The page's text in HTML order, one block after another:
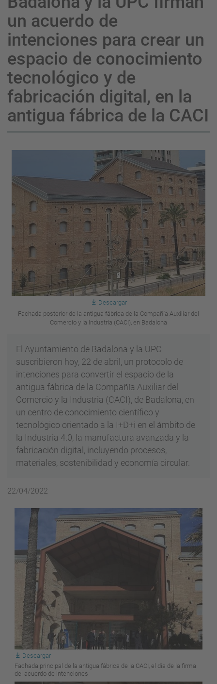
un acuerdo de
intenciones para crear un
espacio de conocimiento
tecnológico y de
fabricación digital, en la
antigua fábrica de la CACI
Descargar
Fachada posterior de la antigua fábrica de la Compañía Auxiliar del
Comercio y la Industria (CACI), en Badalona
El Ayuntamiento de Badalona y la UPC
suscribieron hoy, 22 de abril, un protocolo de
intenciones para convertir el espacio de la
antigua fábrica de la Compañía Auxiliar del
Comercio y la Industria (CACI), de Badalona, en
un centro de conocimiento científico y
tecnológico orientado a la I+D+i en el ámbito de
la Industria 4.0, la manufactura avanzada y la
fabricación digital, incluyendo procesos,
materiales, sostenibilidad y economía circular.
22/04/2022
Descargar
Fachada principal de la antigua fábrica de la CACI, el día de la firma
del acuerdo de intenciones